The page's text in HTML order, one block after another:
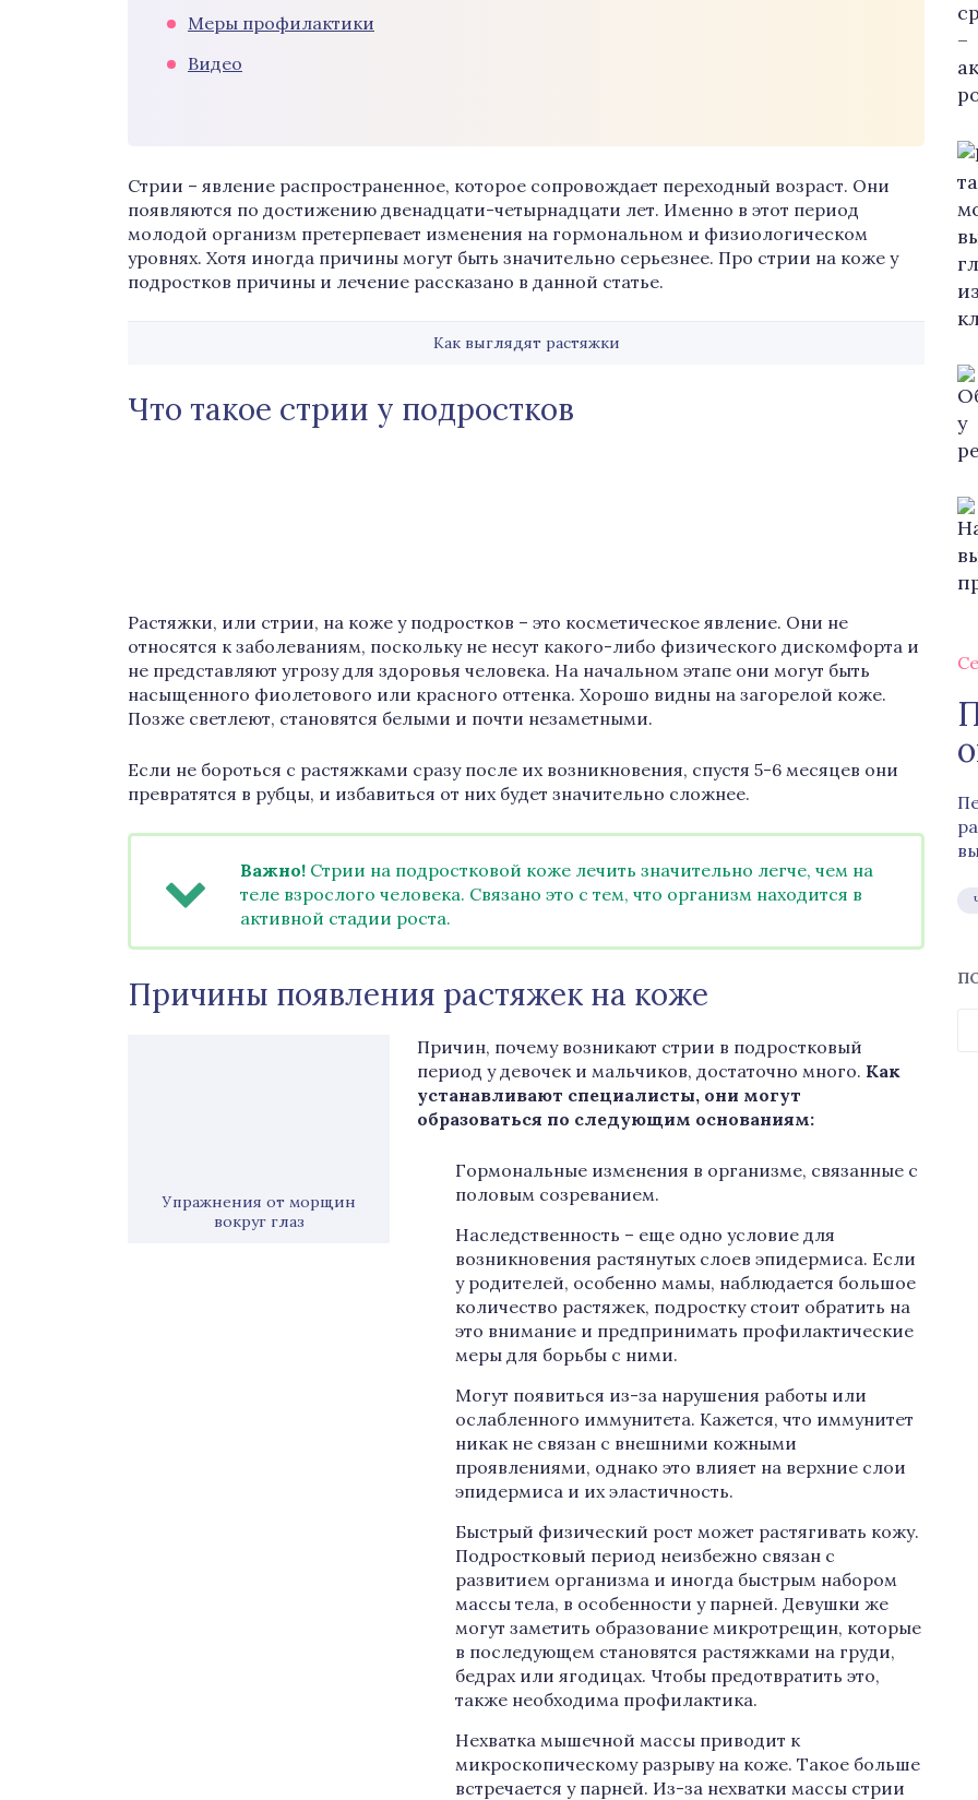
Меры профилактики
Видео
Стрии – явление распространенное, которое сопровождает переходный возраст. Они
появляются по достижению двенадцати-четырнадцати лет. Именно в этот период
молодой организм претерпевает изменения на гормональном и физиологическом
уровнях. Хотя иногда причины могут быть значительно серьезнее. Про стрии на коже у
подростков причины и лечение рассказано в данной статье.
Как выглядят растяжки
Что такое стрии у подростков
Растяжки, или стрии, на коже у подростков – это косметическое явление. Они не
относятся к заболеваниям, поскольку не несут какого-либо физического дискомфорта и
не представляют угрозу для здоровья человека. На начальном этапе они могут быть
насыщенного фиолетового или красного оттенка. Хорошо видны на загорелой коже.
Позже светлеют, становятся белыми и почти незаметными.
Если не бороться с растяжками сразу после их возникновения, спустя 5-6 месяцев они
превратятся в рубцы, и избавиться от них будет значительно сложнее.
Важно! Стрии на подростковой коже лечить значительно легче, чем на
теле взрослого человека. Связано это с тем, что организм находится в
активной стадии роста.
Причины появления растяжек на коже
Упражнения от морщин
вокруг глаз
Причин, почему возникают стрии в подростковый
период у девочек и мальчиков, достаточно много. Как
устанавливают специалисты, они могут
образоваться по следующим основаниям:
Гормональные изменения в организме, связанные с
половым созреванием.
Наследственность – еще одно условие для
возникновения растянутых слоев эпидермиса. Если
у родителей, особенно мамы, наблюдается большое
количество растяжек, подростку стоит обратить на
это внимание и предпринимать профилактические
меры для борьбы с ними.
Могут появиться из-за нарушения работы или
ослабленного иммунитета. Кажется, что иммунитет
никак не связан с внешними кожными
проявлениями, однако это влияет на верхние слои
эпидермиса и их эластичность.
Быстрый физический рост может растягивать кожу.
Подростковый период неизбежно связан с
развитием организма и иногда быстрым набором
массы тела, в особенности у парней. Девушки же
могут заметить образование микротрещин, которые
в последующем становятся растяжками на груди,
бедрах или ягодицах. Чтобы предотвратить это,
также необходима профилактика.
Нехватка мышечной массы приводит к
микроскопическому разрыву на коже. Такое больше
встречается у парней. Из-за нехватки массы стрии